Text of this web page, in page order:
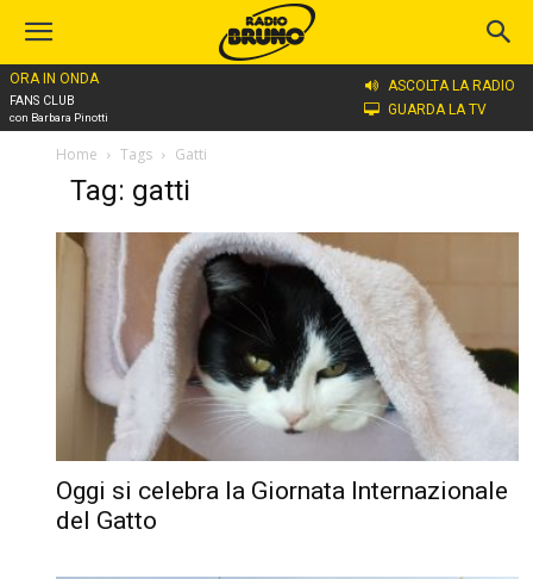
ORA IN ONDA
FANS CLUB
con Barbara Pinotti
ASCOLTA LA RADIO
GUARDA LA TV
Home Tags Gatti
Tag: gatti
Oggi si celebra la Giornata Internazionale
del Gatto